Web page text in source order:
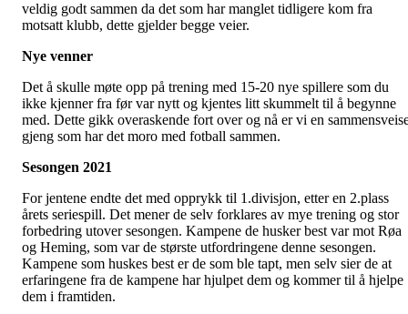
veldig godt sammen da det som har manglet tidligere kom fra
motsatt klubb, dette gjelder begge veier.
Nye venner
Det å skulle møte opp på trening med 15-20 nye spillere som du
ikke kjenner fra før var nytt og kjentes litt skummelt til å begynne
med. Dette gikk overaskende fort over og nå er vi en
gjeng som har det moro med fotball sammen.
Sesongen 2021
For jentene endte det med opprykk til 1.divisjon, etter en 2.plass
årets seriespill. Det mener de selv forklares av mye trening og stor
forbedring utover sesongen. Kampene de husker best var mot Røa
og Heming, som var de største utfordringene denne sesongen.
Kampene som huskes best er de som ble tapt, men selv sier de at
erfaringene fra de kampene har hjulpet dem og kommer til å hjelpe
dem i framtiden.